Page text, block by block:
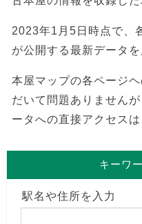
2023年1月5日時点で、
が公開する最新データ
本屋マップの各ページ
だいて問題ありません
ータへの直接アクセスは
キーワ
駅名や住所を入力